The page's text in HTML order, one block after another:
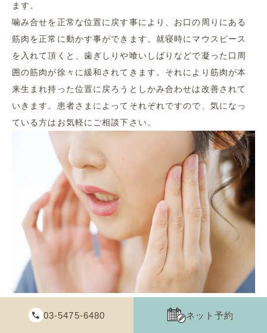
03-5475-6480 ネット予約
ます。
噛み合せを正常な位置に戻す事により、お口の周りにある
筋肉を正常に動かす事ができます。就寝時にマウスピース
を入れて頂くと、歯ぎしりや喰いしばりなどで凝った口周
囲の筋肉が徐々に緩和されてきます。それにより筋肉が本
来生まれ持った位置に戻ろうとしかみ合わせは改善されて
いきます。患者さまによってそれぞれですので、気になっ
ている方はお気軽にご相談下さい。